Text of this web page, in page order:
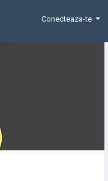
Conecteaza-te